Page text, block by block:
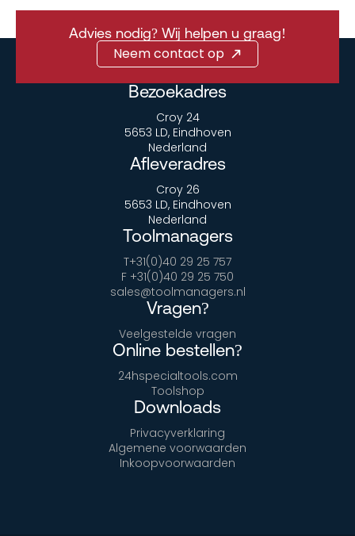
Advies nodig? Wij helpen u graag!
Neem contact op
Bezoekadres
Croy 24
5653 LD, Eindhoven
Nederland
Afleveradres
Croy 26
5653 LD, Eindhoven
Nederland
Toolmanagers
T+31(0)40 29 25 757
F +31(0)40 29 25 750
sales@toolmanagers.nl
Vragen?
Veelgestelde vragen
Online bestellen?
24hspecialtools.com
Toolshop
Downloads
Privacyverklaring
Algemene voorwaarden
Inkoopvoorwaarden